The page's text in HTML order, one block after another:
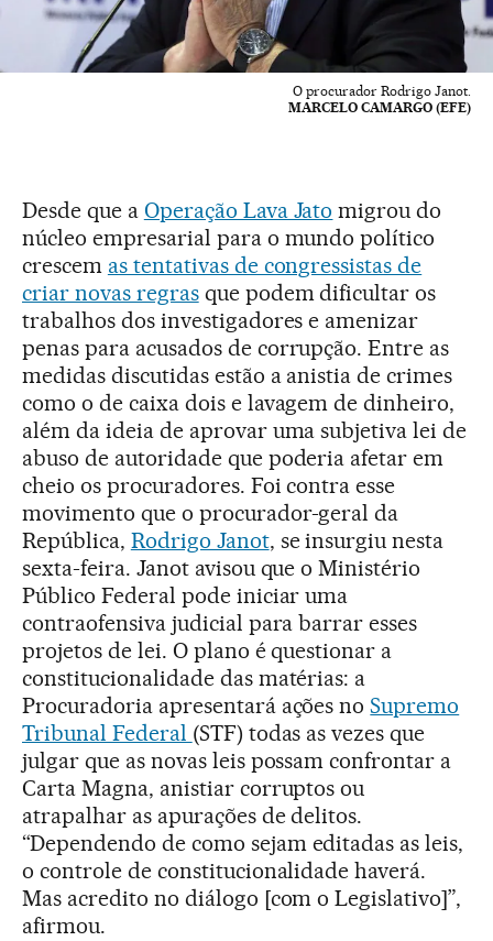
O procurador Rodrigo Janot.
MARCELO CAMARGO (EFE)
Desde que a Operação Lava Jato migrou do
núcleo empresarial para o mundo político
crescem as tentativas de congressistas de
criar novas regrasque podem dificultar os
trabalhos dos investigadores e amenizar
penas para acusados de corrupção. Entre as
medidas discutidas estão a anistia de crimes
como o de caixa dois e lavagem de dinheiro,
além da ideia de aprovar uma subjetiva lei de
abuso de autoridade que poderia afetar em
cheio os procuradores. Foi contra esse
movimento que o procurador-geral da
República, Rodrigo Janot, se insurgiu nesta
sexta-feira. Janot avisou que o Ministério
Público Federal pode iniciar uma
contraofensiva judicial para barrar esses
projetos de lei. O plano é questionar a
constitucionalidade das matérias: a
Procuradoria apresentará ações noSupremo
Tribunal Federal (STF) todas as vezes que
julgar que as novas leis possam confrontar a
Carta Magna, anistiar corruptos ou
atrapalhar as apurações de delitos.
“Dependendo de como sejam editadas as leis,
o controle de constitucionalidade haverá.
Mas acredito no diálogo [com o Legislativo]”,
afirmou.